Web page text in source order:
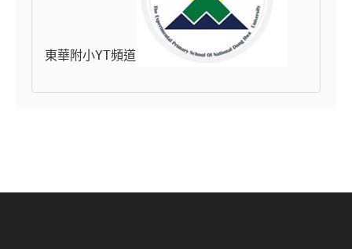
東華附小YT頻道